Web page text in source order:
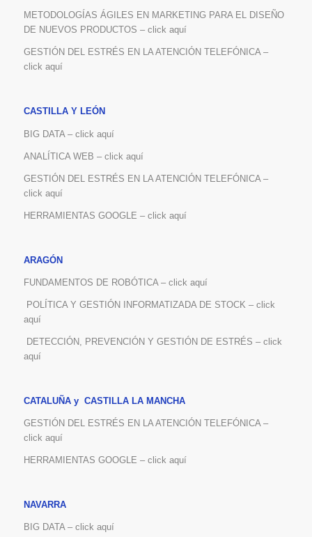
METODOLOGÍAS ÁGILES EN MARKETING PARA EL DISEÑO
DE NUEVOS PRODUCTOS – click aquí
GESTIÓN DEL ESTRÉS EN LA ATENCIÓN TELEFÓNICA –
click aquí
CASTILLA Y LEÓN
BIG DATA – click aquí
ANALÍTICA WEB – click aquí
GESTIÓN DEL ESTRÉS EN LA ATENCIÓN TELEFÓNICA –
click aquí
HERRAMIENTAS GOOGLE – click aquí
ARAGÓN
FUNDAMENTOS DE ROBÓTICA – click aquí
POLÍTICA Y GESTIÓN INFORMATIZADA DE STOCK – click
aquí
DETECCIÓN, PREVENCIÓN Y GESTIÓN DE ESTRÉS – click
aquí
CATALUÑA y CASTILLA LA MANCHA
GESTIÓN DEL ESTRÉS EN LA ATENCIÓN TELEFÓNICA –
click aquí
HERRAMIENTAS GOOGLE – click aquí
NAVARRA
BIG DATA – click aquí